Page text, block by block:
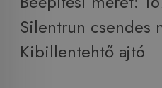
Silentrun csendes
Kibillentehtő ajtó